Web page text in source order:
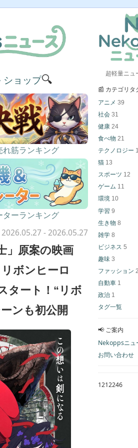
ショップ🔍
れ筋ランキング
ターランキング
2026.05.27 - 2026.05.27
」原案の映画
ボンヒーロ
タート！“リボ
ンも初公開
超軽量ニュ
📰 カテゴリタ
アニメ 39
社会 31
健康 24
食べ物 21
テクノロジー
猫 13
スポーツ 12
ゲーム 11
環境 10
学習 9
生き物 8
雑学 8
ビジネス 5
趣味 3
ファッション 2
自動車 1
政治 1
タグ一覧
📢 ご案内
Nekoppsニュ
お問い合わせ
1212246